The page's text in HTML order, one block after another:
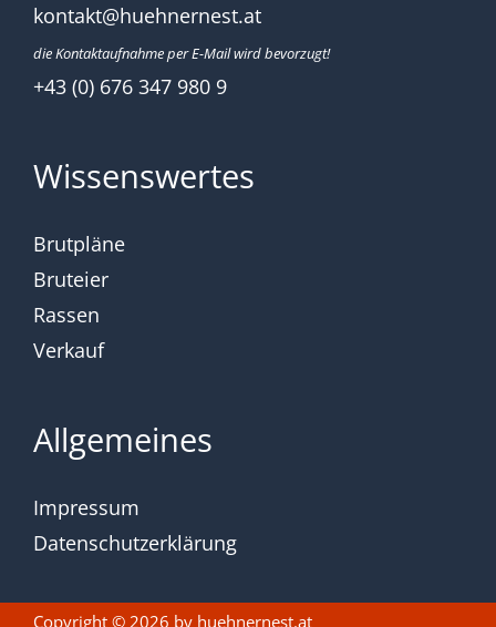
kontakt@huehnernest.at
die Kontaktaufnahme per E-Mail wird bevorzugt!
+43 (0) 676 347 980 9
Wissenswertes
Brutpläne
Bruteier
Rassen
Verkauf
Allgemeines
Impressum
Datenschutzerklärung
Copyright © 2026 by huehnernest.at